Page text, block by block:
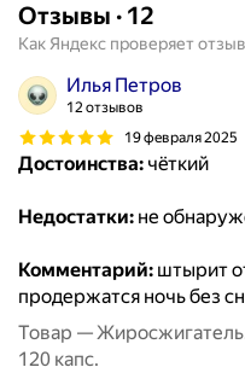
Отзывы · 12
Как Яндекс проверяет
Илья Петров
12 отзывов
19 февраля 2025
Достоинства: чëткий
Недостатки: не
Комментарий: штырит
продержатся ночь без
Товар —
120 капс.